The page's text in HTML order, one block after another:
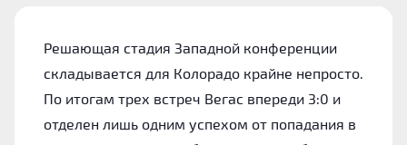
Решающая стадия Западной конференции
складывается для Колорадо крайне непросто.
По итогам трех встреч Вегас впереди 3:0 и
отделен лишь одним успехом от попадания в